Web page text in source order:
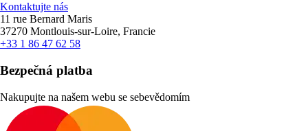
Kontaktujte nás
11 rue Bernard Maris
37270 Montlouis-sur-Loire, Francie
+33 1 86 47 62 58
Bezpečná platba
Nakupujte na našem webu se sebevědomím